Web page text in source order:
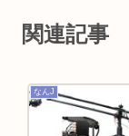
通販でアイ
VIVANTが
山の日、海
関連記事
なんJ